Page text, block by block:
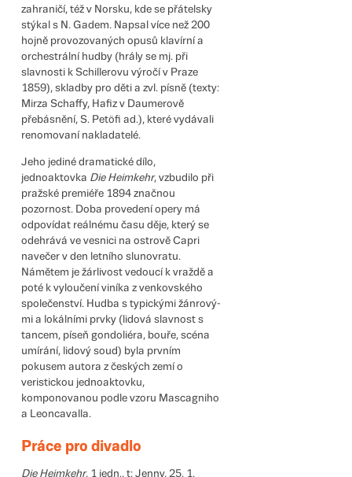
za­hraničí, též v Norsku, kde se přátelsky
stýkal s N. Gadem. Napsal více než 200
hojně provozovaných opusů klavírní a
orchestrální hudby (hrály se mj. při
slavnosti k Schillerovu výročí v Praze
1859), skladby pro děti a zvl. písně (texty:
Mirza Schaffy, Hafiz v Daumerově
přebásnění, S. Pe­töfi ad.), které vydávali
renomovaní nakladatelé.
Jeho jediné dramatické dílo,
jednoaktovka Die Heimkehr, vzbudilo při
pražské premiéře 1894 značnou
pozornost. Doba provedení opery má
odpovídat reálnému času děje, který se
ode­hrává ve vesnici na ostrově Capri
navečer v den letního slunovratu.
Námětem je žárlivost vedou­cí k vraždě a
poté k vyloučení viníka z venkov­ského
společenství. Hudba s typickými žánrový­
mi a lokálními prvky (lidová slavnost s
tancem, píseň gondoliéra, bouře, scéna
umírání, lidový soud) byla prvním
pokusem autora z českých zemí o
veristickou jednoaktovku,
komponovanou podle vzoru Mascagniho
a Leoncavalla.
Práce pro divadlo
Die Heimkehr, 1 jedn., t: Jenny, 25. 1.